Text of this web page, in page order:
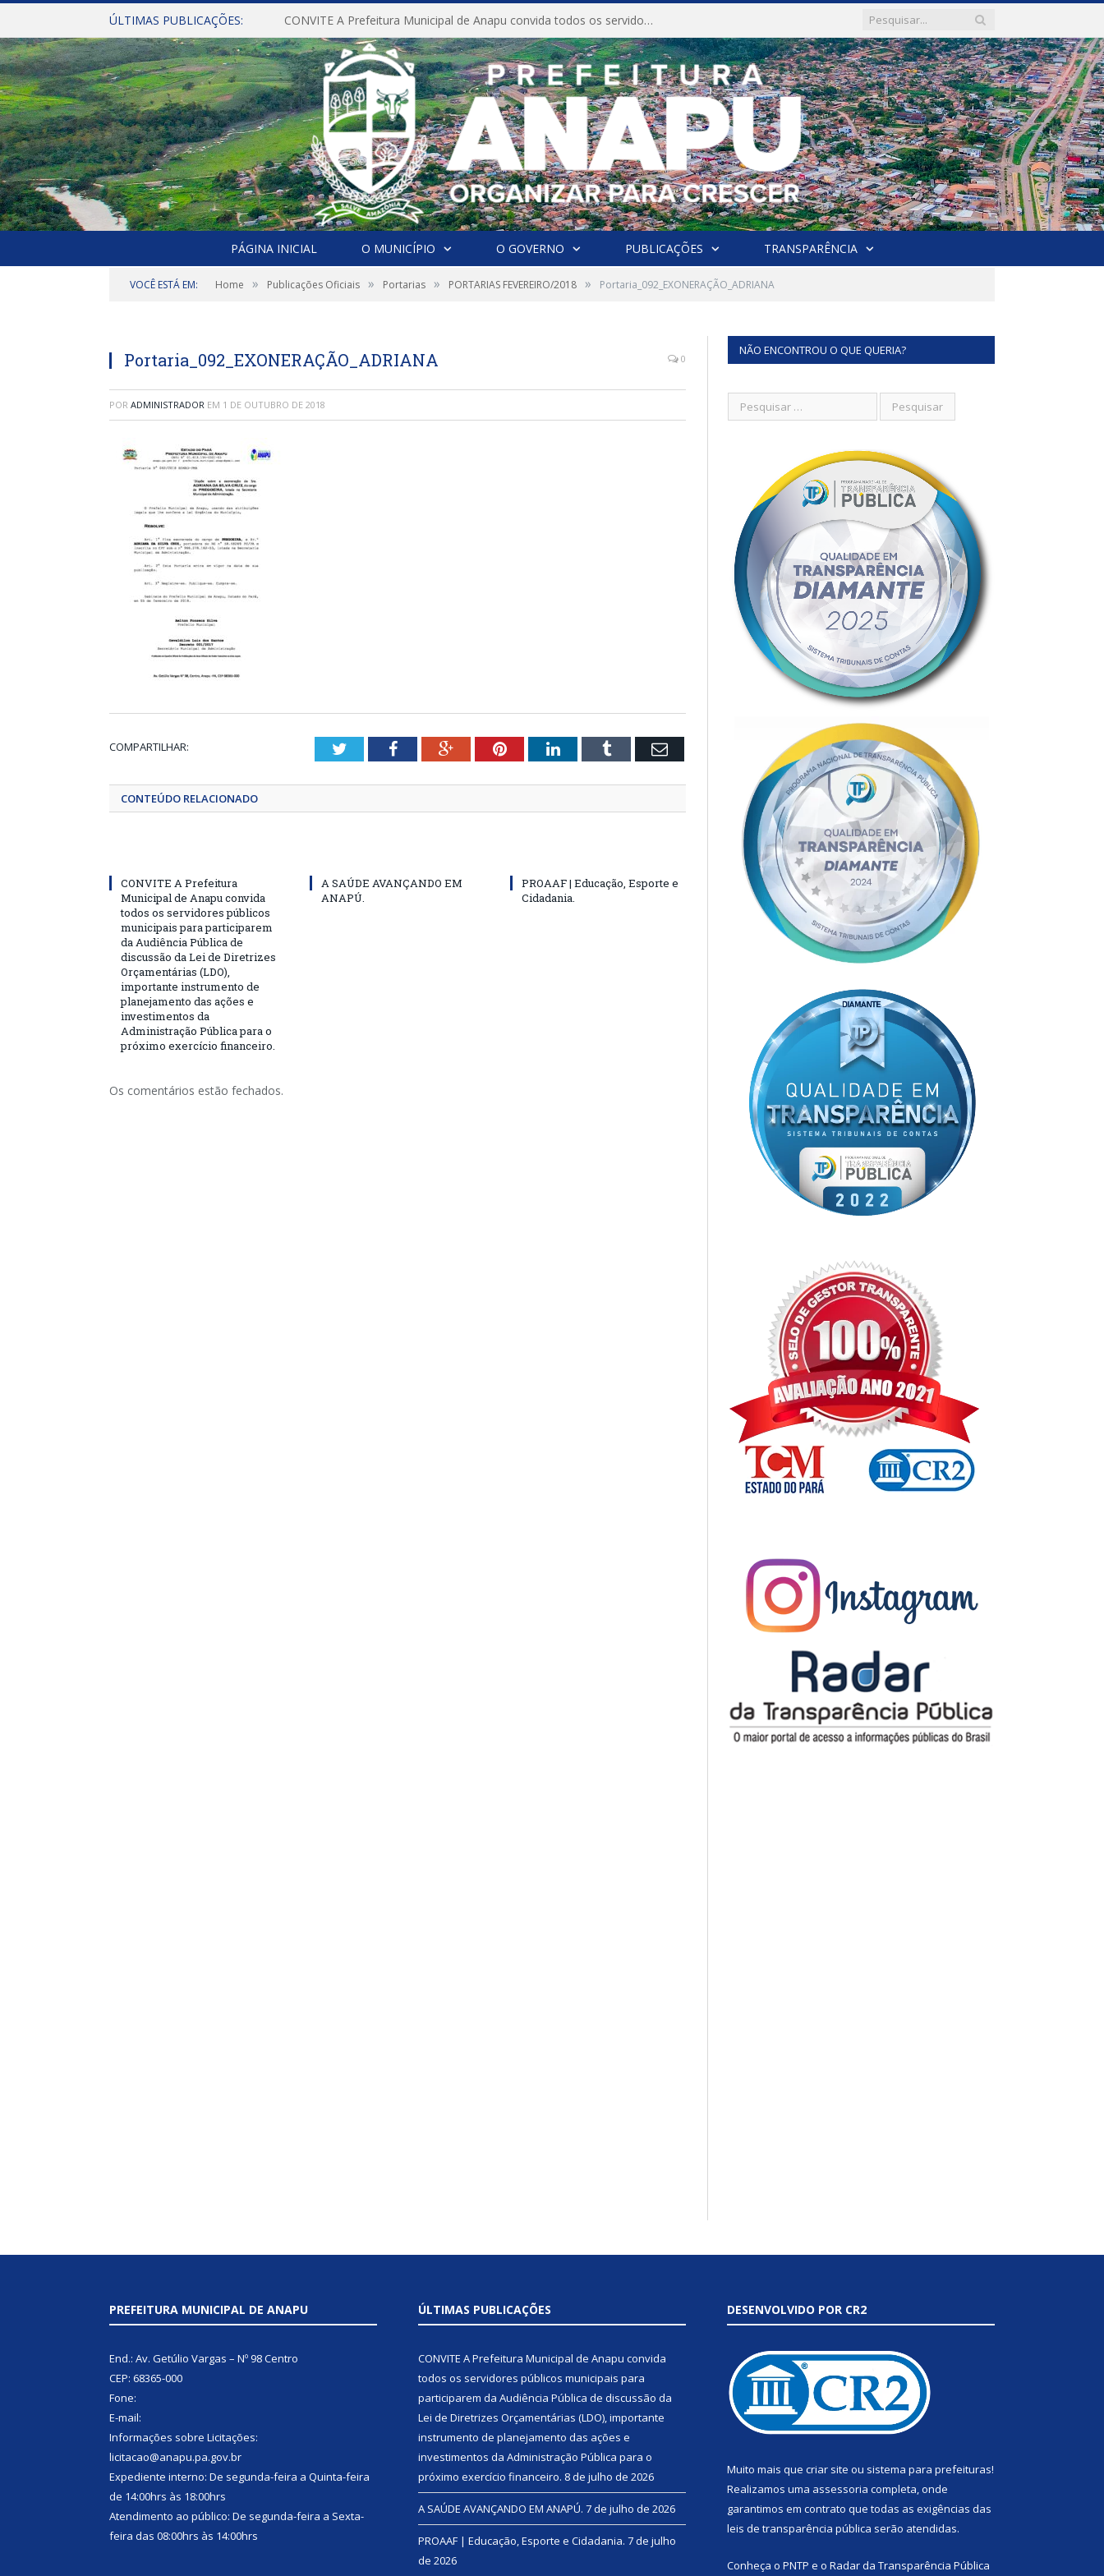
ÚLTIMAS PUBLICAÇÕES: CONVITE A Prefeitura Municipal de Anapu convida todos os servidores públicos municipais para participarem da Audiência Pública de discussão da Lei de Diretrizes Orçamentárias (LDO), importante instrumento de planejamento das ações e investimentos da Administração Pública para o próximo exercício financeiro.
PÁGINA INICIAL O MUNICÍPIO O GOVERNO PUBLICAÇÕES TRANSPARÊNCIA
VOCÊ ESTÁ EM: Home » Publicações Oficiais » Portarias » PORTARIAS FEVEREIRO/2018 » Portaria_092_EXONERAÇÃO_ADRIANA
Portaria_092_EXONERAÇÃO_ADRIANA 0
POR ADMINISTRADOR EM 1 DE OUTUBRO DE 2018
COMPARTILHAR: TwitterFacebookGoogle+PinterestLinkedInTumblr Email
CONTEÚDO RELACIONADO
CONVITE A Prefeitura
Municipal de Anapu convida
todos os servidores públicos
municipais para participarem
da Audiência Pública de
discussão da Lei de Diretrizes
Orçamentárias (LDO),
importante instrumento de
planejamento das ações e
investimentos da
Administração Pública para o
próximo exercício financeiro.
A SAÚDE AVANÇANDO EM
ANAPÚ.
PROAAF | Educação, Esporte e
Cidadania.
Os comentários estão fechados.
NÃO ENCONTROU O QUE QUERIA?
PREFEITURA MUNICIPAL DE ANAPU
End.: Av. Getúlio Vargas – Nº 98 Centro
CEP: 68365-000
Fone:
E-mail:
Informações sobre Licitações:
licitacao@anapu.pa.gov.br
Expediente interno: De segunda-feira a Quinta-feira
de 14:00hrs às 18:00hrs
Atendimento ao público: De segunda-feira a Sexta-
feira das 08:00hrs às 14:00hrs
ÚLTIMAS PUBLICAÇÕES
CONVITE A Prefeitura Municipal de Anapu convida
todos os servidores públicos municipais para
participarem da Audiência Pública de discussão da
Lei de Diretrizes Orçamentárias (LDO), importante
instrumento de planejamento das ações e
investimentos da Administração Pública para o
próximo exercício financeiro. 8 de julho de 2026
A SAÚDE AVANÇANDO EM ANAPÚ. 7 de julho de 2026
PROAAF | Educação, Esporte e Cidadania. 7 de julho
de 2026
DESENVOLVIDO POR CR2
Muito mais que criar site ou sistema para prefeituras!
Realizamos uma assessoria completa, onde
garantimos em contrato que todas as exigências das
leis de transparência pública serão atendidas.
Conheça o PNTP e o Radar da Transparência Pública